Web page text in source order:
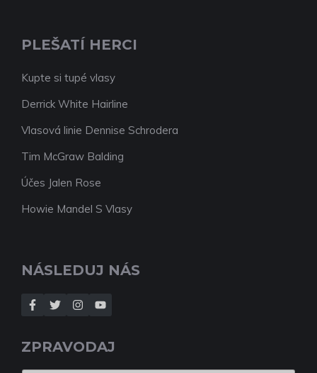
PLEŠATÍ HERCI
Kupte si tupé vlasy
Derrick White Hairline
Vlasová linie Dennise Schrodera
Tim McGraw Balding
Účes Jalen Rose
Howie Mandel S Vlasy
NÁSLEDUJ NÁS
ZPRAVODAJ